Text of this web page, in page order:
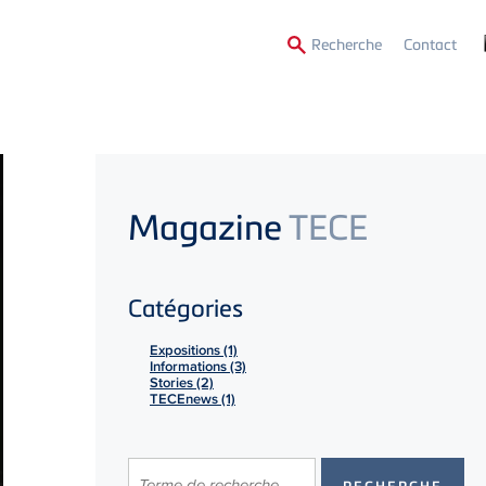
Recherche Contact
MagazineTECE
Catégories
Expositions (1)
Informations (3)
Stories (2)
TECEnews (1)